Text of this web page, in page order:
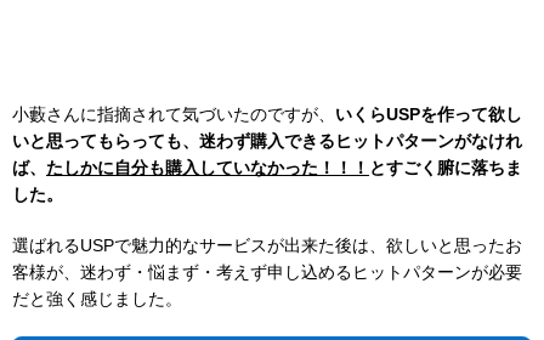
小藪さんに指摘されて気づいたのですが、 いくらUSPを作って欲し
いと思ってもらっても、迷わず購入できるヒットパターンがなけれ
ば、 たしかに自分も購入していなかった！！！ とすごく腑に落ちま
した。
選ばれるUSPで魅力的なサービスが出来た後は、欲しいと思ったお
客様が、迷わず・悩まず・考えず申し込めるヒットパターンが必要
だと強く感じました。